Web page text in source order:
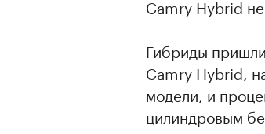
Camry Hybrid
Гибриды
Camry Hybrid,
модели, и
цилиндровым